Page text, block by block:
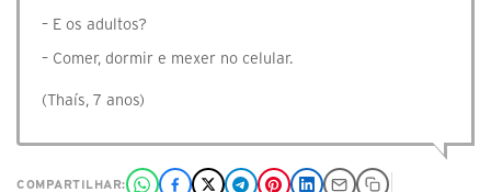
– E os adultos?
– Comer, dormir e mexer no celular.
(Thaís, 7 anos)
COMPARTILHAR: